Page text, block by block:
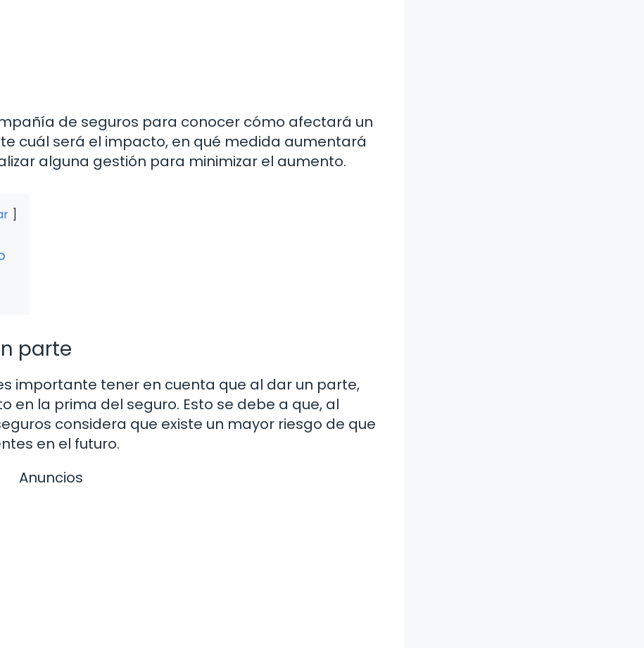
de seguros para conocer cómo afectará un
cuál será el impacto, en qué medida aumentará
alguna gestión para minimizar el aumento.
parte
importante tener en cuenta que al dar un parte,
en la prima del seguro. Esto se debe a que, al
considera que existe un mayor riesgo de que
en el futuro.
Anuncios